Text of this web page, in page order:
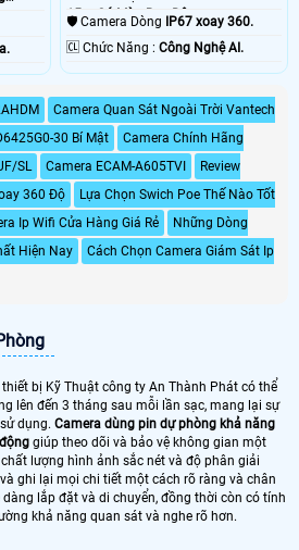
15m Có Màu Ban Ðêm.
🛡 Camera Dòng
IP67 xoay 360.
️🆑 Chức Năng :Công Nghệ AI.
Camera Quan Sát Ngoài Trời Vantech
30 Bí Mật
Camera Chính Hãng
SL
Camera ECAM-A605TVI
Review
360 Độ
Lựa Chọn Swich Poe Thế Nào Tốt
Ip Wifi Cửa Hàng Giá Rẻ
Những Dòng
Hiện Nay
Cách Chọn Camera Giám Sát Ip
bị Kỹ Thuật công ty An Thành Phát có thể
lên đến 3 tháng sau mỗi lần sạc, mang lại sự
dụng. Camera dùng pin dự phòng khả năng
giúp theo dõi và bảo vệ không gian một
lượng hình ảnh sắc nét và độ phân giải
và ghi lại mọi chi tiết một cách rõ ràng và chân
lắp đặt và di chuyển, đồng thời còn có tính
khả năng quan sát và nghe rõ hơn.